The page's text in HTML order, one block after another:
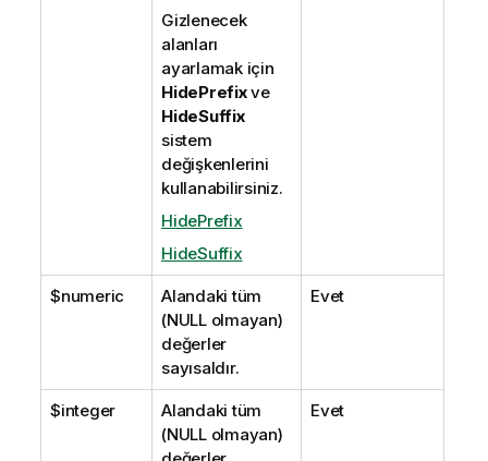
Gizlenecek
alanları
ayarlamak için
HidePrefixve
HideSuffix
sistem
değişkenlerini
kullanabilirsiniz.
HidePrefix
HideSuffix
$numeric
Alandaki tüm
(NULLolmayan)
değerler
sayısaldır.
Evet
$integer
Alandaki tüm
(NULLolmayan)
Evet